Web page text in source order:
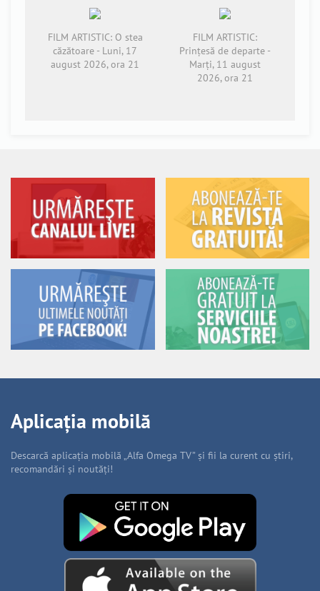
FILM ARTISTIC: O stea
căzătoare - Luni, 17
august 2026, ora 21
FILM ARTISTIC:
Prințesă de departe -
Marți, 11 august
2026, ora 21
Aplicația mobilă
Descarcă aplicația mobilă „Alfa Omega TV” și fii la curent cu știri,
recomandări și noutăți!